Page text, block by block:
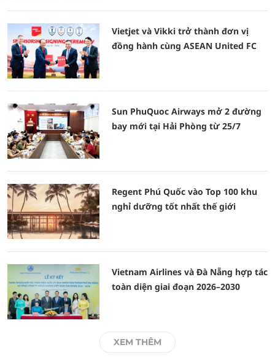
Vietjet và Vikki trở thành đơn vị
đồng hành cùng ASEAN United FC
Sun PhuQuoc Airways mở 2 đường
bay mới tại Hải Phòng từ 25/7
Regent Phú Quốc vào Top 100 khu
nghỉ dưỡng tốt nhất thế giới
Vietnam Airlines và Đà Nẵng hợp tác
toàn diện giai đoạn 2026–2030
XEM THÊM